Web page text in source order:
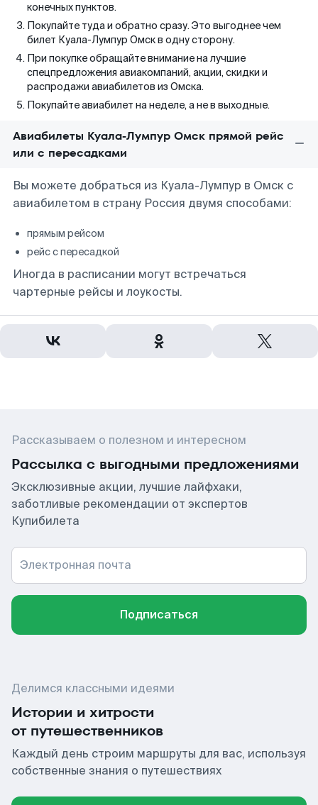
конечных пунктов.
Покупайте туда и обратно сразу. Это выгоднее чем
билет Куала-Лумпур Омск в одну сторону.
При покупке обращайте внимание на лучшие
спецпредложения авиакомпаний, акции, скидки и
распродажи авиабилетов из Омска.
Покупайте авиабилет на неделе, а не в выходные.
Авиабилеты Куала-Лумпур Омск прямой рейс
или с пересадками
Вы можете добраться из Куала-Лумпур в Омск с
авиабилетом в страну Россия двумя способами:
прямым рейсом
рейс с пересадкой
Иногда в расписании могут встречаться
чартерные рейсы и лоукосты.
Рассказываем о полезном и интересном
Рассылка с выгодными предложениями
Эксклюзивные акции, лучшие лайфхаки,
заботливые рекомендации от экспертов
Купибилета
Электронная почта
Подписаться
Делимся классными идеями
Истории и хитрости
от путешественников
Каждый день строим маршруты для вас, используя
собственные знания о путешествиях